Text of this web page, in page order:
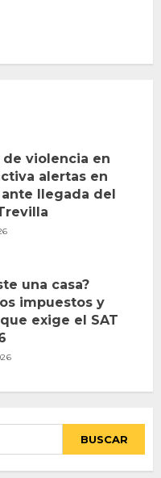
de violencia en
alertas en
llegada del
una casa?
impuestos y
exige el SAT